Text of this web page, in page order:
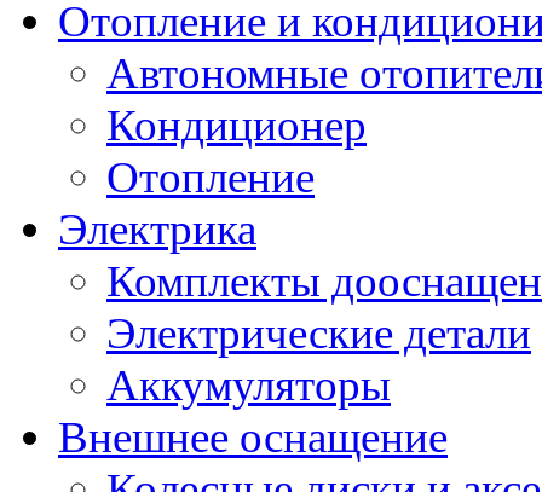
Отопление и
Автономные
Кондиционер
Отопление
Электрика
Комплекты
Электрические детали
Аккумуляторы
Внешнее оснащение